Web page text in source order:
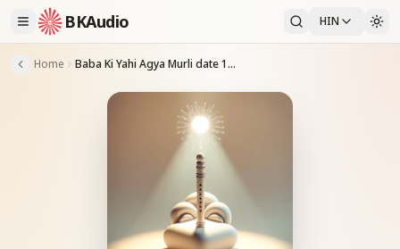
BKAudio HIN
Home Baba Ki Yahi Agya Murli date 11-12-2022